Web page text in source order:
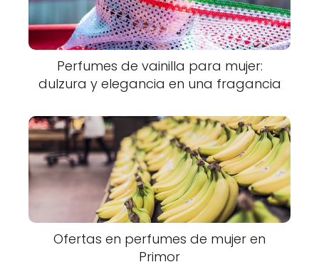
Perfumes de vainilla para mujer:
dulzura y elegancia en una fragancia
Ofertas en perfumes de mujer en
Primor